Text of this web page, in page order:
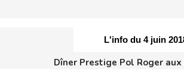
L'info du 4 juin
Dîner Prestige Pol Roger